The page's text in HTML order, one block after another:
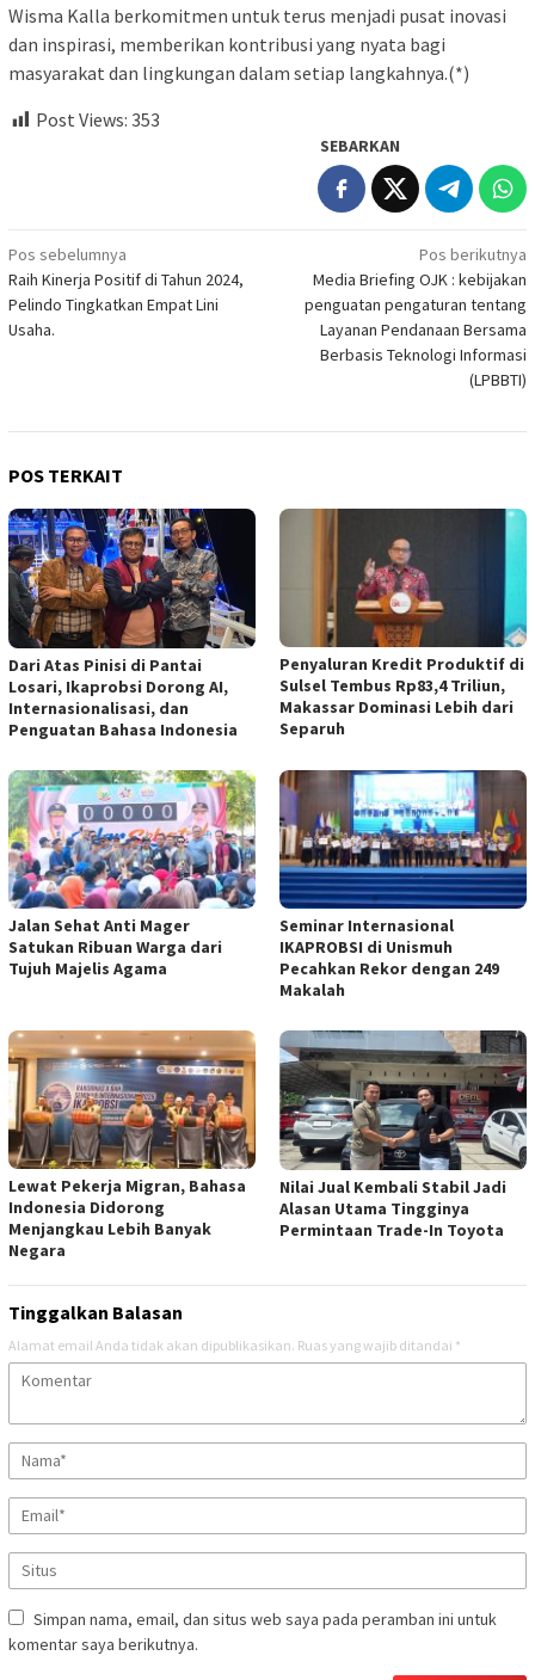
Wisma Kalla berkomitmen untuk terus menjadi pusat inovasi
dan inspirasi, memberikan kontribusi yang nyata bagi
masyarakat dan lingkungan dalam setiap langkahnya.(*)
Post Views: 353
SEBARKAN
Navigasi
pos
Pos sebelumnya
Raih Kinerja Positif di Tahun 2024,
Pelindo Tingkatkan Empat Lini
Usaha.
Pos berikutnya
Media Briefing OJK : kebijakan
penguatan pengaturan tentang
Layanan Pendanaan Bersama
Berbasis Teknologi Informasi
(LPBBTI)
POS TERKAIT
Dari Atas Pinisi di Pantai
Losari, Ikaprobsi Dorong AI,
Internasionalisasi, dan
Penguatan Bahasa Indonesia
Penyaluran Kredit Produktif di
Sulsel Tembus Rp83,4 Triliun,
Makassar Dominasi Lebih dari
Separuh
Jalan Sehat Anti Mager
Satukan Ribuan Warga dari
Tujuh Majelis Agama
Seminar Internasional
IKAPROBSI di Unismuh
Pecahkan Rekor dengan 249
Makalah
Lewat Pekerja Migran, Bahasa
Indonesia Didorong
Menjangkau Lebih Banyak
Negara
Nilai Jual Kembali Stabil Jadi
Alasan Utama Tingginya
Permintaan Trade-In Toyota
Tinggalkan Balasan
Alamat email Anda tidak akan dipublikasikan. Ruas yang wajib ditandai *
Simpan nama, email, dan situs web saya pada peramban ini untuk
komentar saya berikutnya.